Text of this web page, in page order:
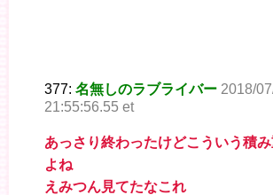
377: 名無しのラブライバー 2018/
21:55:56.55 et
あっさり終わったけどこういう積
よね
えみつん見てたなこれ